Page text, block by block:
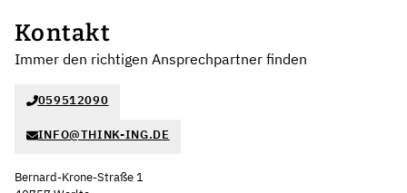
Kontakt
Immer den richtigen Ansprechpartner finden
059512090
INFO@THINK-ING.DE
Bernard-Krone-Straße 1